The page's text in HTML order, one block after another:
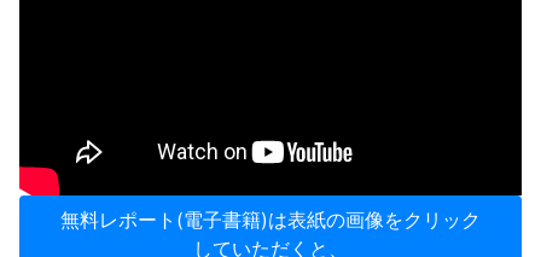
無料レポート(電子書籍)は表紙の画像をクリック
していただくと、